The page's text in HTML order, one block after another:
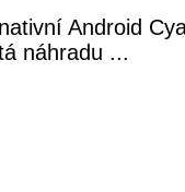
Android
náhradu ...